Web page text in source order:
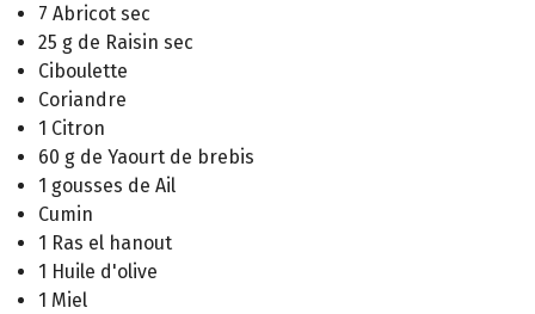
7 Abricot sec
25 g de Raisin sec
Ciboulette
Coriandre
1 Citron
60 g de Yaourt de brebis
1 gousses de Ail
Cumin
1 Ras el hanout
1 Huile d'olive
1 Miel